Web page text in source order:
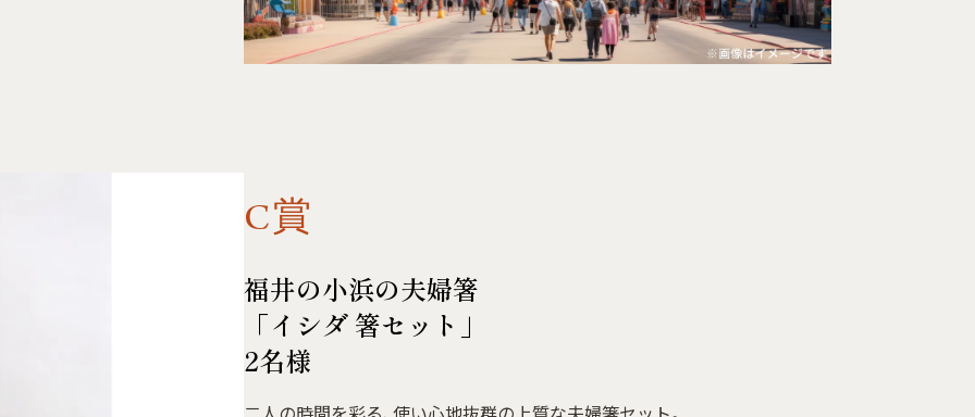
C賞
福井の小浜の夫婦箸
「イシダ 箸セット」
2名様